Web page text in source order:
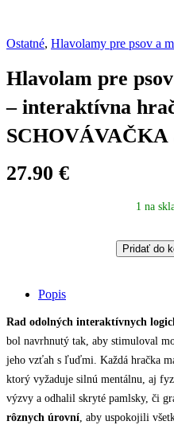
Ostatné, Hlavolamy pre psov a
Hlavolam pre
– interaktívna
SCHOVÁVAČKA
27.90 €
1 na
–
Pridať do
Popis
Rad odolných interaktívnych
bol navrhnutý tak, aby stimuloval
jeho vzťah s ľuďmi. Každá hračka
ktorý vyžaduje silnú mentálnu, aj
výzvy a odhalil skryté pamlsky, či
rôznych úrovní, aby uspokojili